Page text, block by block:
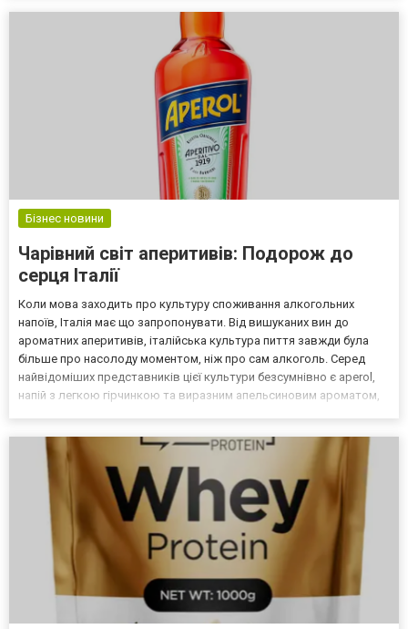
Бізнес новини
Чарівний світ аперитивів: Подорож до
серця Італії
Коли мова заходить про культуру споживання алкогольних
напоїв, Італія має що запропонувати. Від вишуканих вин до
ароматних аперитивів, італійська культура пиття завжди була
більше про насолоду моментом, ніж про сам алкоголь. Серед
найвідоміших представників цієї культури безсумнівно є aperol,
напій з легкою гірчинкою та виразним апельсиновим ароматом,